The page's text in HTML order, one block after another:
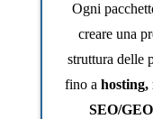
Ogni
creare una
struttura delle
fino ahosting,
SEO/GEO